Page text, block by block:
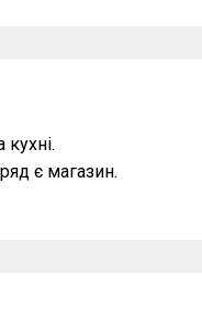
є магазин.